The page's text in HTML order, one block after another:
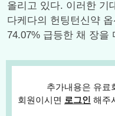
올리고 있다. 이러한 기
다케다의 헌팅턴신약
74.07% 급등한 채 장을
추가내용은 유료
회원이시면 로그인 해주